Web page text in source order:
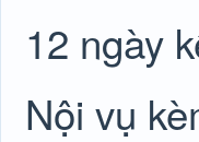
12 ngày
Nội vụ